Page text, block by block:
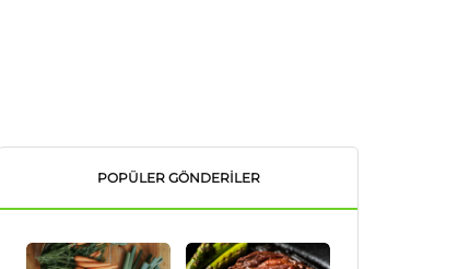
POPÜLER GÖNDERILER